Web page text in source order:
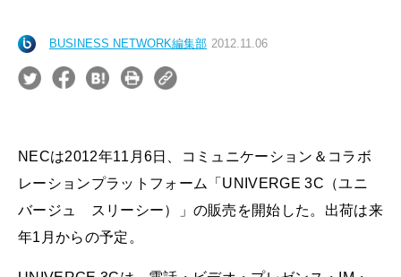
BUSINESS NETWORK編集部 2012.11.06
NECは2012年11月6日、コミュニケーション＆コラボ
レーションプラットフォーム「UNIVERGE 3C（ユニ
バージュ スリーシー）」の販売を開始した。出荷は来
年1月からの予定。